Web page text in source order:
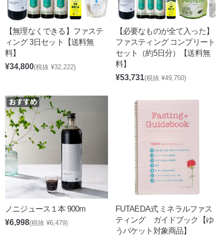
【無理なくできる】ファステ
ィング 3日セット【送料無
料】
¥34,800(税抜 ¥32,222)
【必要なものが全て入った】
ファスティング コンプリート
セット（約5日分）【送料無
料】
¥53,731(税抜 ¥49,750)
ノニジュース１本 900m
¥6,998(税抜 ¥6,479)
FUTAEDA式 ミネラルファス
ティング ガイドブック【ゆ
うパケット対象商品】